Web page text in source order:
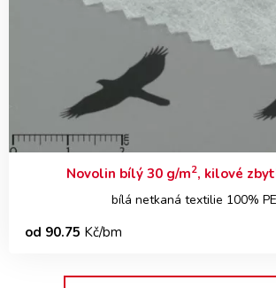
Novolin bílý 30 g/m2, kilové
bílá netkaná textilie 100%
od 90.75 Kč/bm